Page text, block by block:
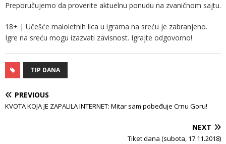
Preporučujemo da proverite aktuelnu ponudu na zvaničnom sajtu.
18+ | Učešće maloletnih lica u igrama na sreću je zabranjeno.
Igre na sreću mogu izazvati zavisnost. Igrajte odgovorno!
TIP DANA
PREVIOUS
KVOTA KOJA JE ZAPALILA INTERNET: Mitar sam pobeđuje Crnu Goru!
NEXT
Tiket dana (subota, 17.11.2018)